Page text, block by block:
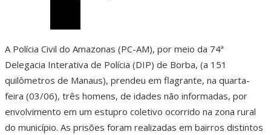
A Polícia Civil do Amazonas (PC-AM), por meio da 74ª
Delegacia Interativa de Polícia (DIP) de Borba, (a 151
quilômetros de Manaus), prendeu em flagrante, na quarta-
feira (03/06), três homens, de idades não informadas, por
envolvimento em um estupro coletivo ocorrido na zona rural
do município. As prisões foram realizadas em bairros distintos